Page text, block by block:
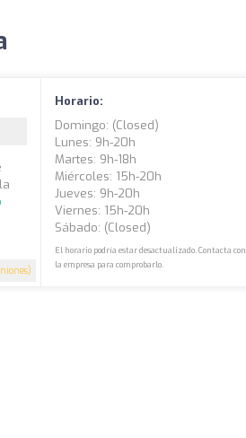
Horario:
Domingo: (closed)
Lunes: 9h-20h
Martes: 9h-18h
Miércoles: 15h-20h
Jueves: 9h-20h
Viernes: 15h-20h
Sábado: (closed)
El horario podría estar desactualizado. Contacta con
la empresa para comprobarlo.